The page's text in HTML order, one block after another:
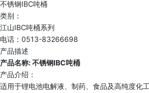
不锈钢IBC吨桶
类别：
江山IBC吨桶系列
电话：0513-83266698
产品描述
产品名称: 不锈钢IBC吨桶
产品介绍：
适用于锂电池电解液、制药、食品及高纯度化